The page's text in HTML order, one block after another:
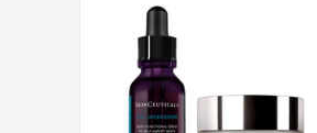
2件8折 叠加满
【55专享】Bobbi